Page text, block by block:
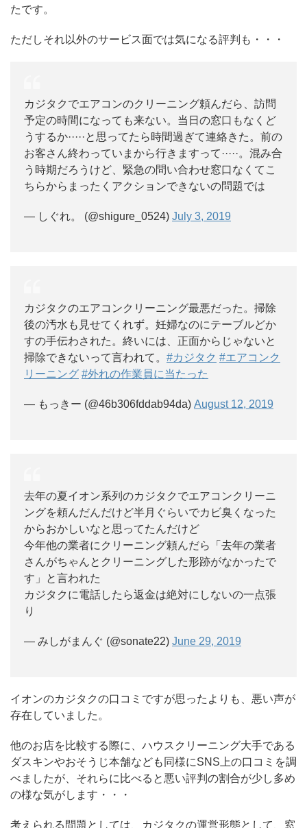
たです。
ただしそれ以外のサービス面では気になる評判も・・・
カジタクでエアコンのクリーニング頼んだら、訪問
予定の時間になっても来ない。当日の窓口もなくど
うするか·····と思ってたら時間過ぎて連絡きた。前の
お客さん終わっていまから行きますって·····。混み合
う時期だろうけど、緊急の問い合わせ窓口なくてこ
ちらからまったくアクションできないの問題では
— しぐれ。 (@shigure_0524) July 3, 2019
カジタクのエアコンクリーニング最悪だった。掃除
後の汚水も見せてくれず。妊婦なのにテーブルどか
すの手伝わされた。終いには、正面からじゃないと
掃除できないって言われて。 #カジタク #エアコンク
リーニング #外れの作業員に当たった
— もっきー (@46b306fddab94da) August 12, 2019
去年の夏イオン系列のカジタクでエアコンクリーニ
ングを頼んだんだけど半月ぐらいでカビ臭くなった
からおかしいなと思ってたんだけど
今年他の業者にクリーニング頼んだら「去年の業者
さんがちゃんとクリーニングした形跡がなかったで
す」と言われた
カジタクに電話したら返金は絶対にしないの一点張
り
— みしがまんぐ (@sonate22) June 29, 2019
イオンのカジタクの口コミですが思ったよりも、悪い声が
存在していました。
他のお店を比較する際に、ハウスクリーニング大手である
ダスキンやおそうじ本舗なども同様にSNS上の口コミを調
べましたが、それらに比べると悪い評判の割合が少し多め
の様な気がします・・・
考えられる問題としては、カジタクの運営形態として、窓